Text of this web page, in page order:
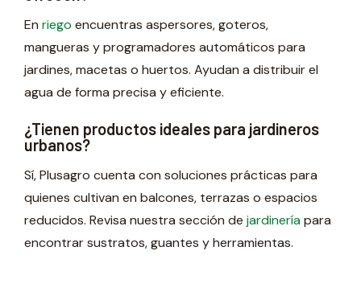
Enriego encuentras aspersores, goteros,
mangueras y programadores automáticos para
jardines, macetas o huertos. Ayudan a distribuir el
agua de forma precisa y eficiente.
¿Tienen productos ideales para jardineros
urbanos?
Sí, Plusagro cuenta con soluciones prácticas para
quienes cultivan en balcones, terrazas o espacios
reducidos. Revisa nuestra sección dejardineríapara
encontrar sustratos, guantes y herramientas.